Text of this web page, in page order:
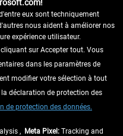
eux sont techniquement
nous aident à améliorer nos
expérience utilisateur.
sur Accepter tout. Vous
dans les paramètres de
modifier votre sélection à tout
déclaration de protection des
de protection des données.
, Meta Pixel: Tracking and